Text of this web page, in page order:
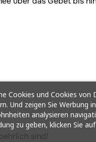
sind!
Cookies und Cookies von
Und zeigen Sie Werbung
analysieren
zu geben, klicken Sie